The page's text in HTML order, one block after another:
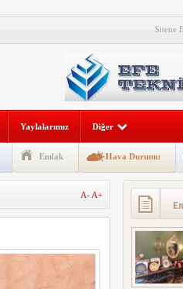
Sitene
Yaylalarımız Diğer
Emlak Hava Durumu
A- A+